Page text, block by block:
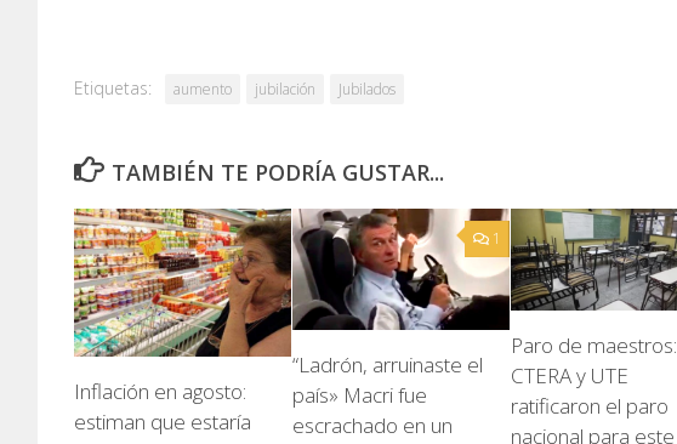
Etiquetas: aumento jubilación Jubilados
TAMBIÉN TE PODRÍA GUSTAR...
Inflación en agosto:
estiman que estaría
1
“Ladrón, arruinaste el
país» Macri fue
escrachado en un
Paro de maestros:
CTERA y UTE
ratificaron el paro
nacional para este